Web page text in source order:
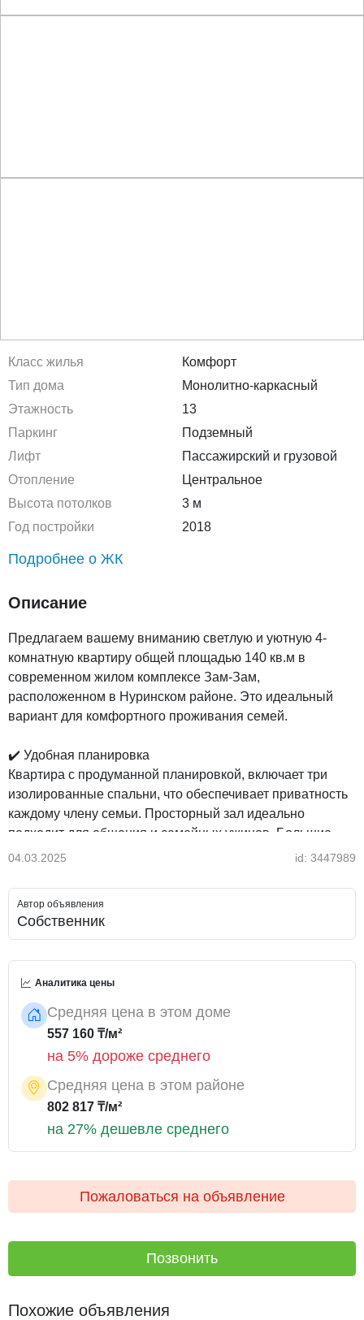
Класс жилья
Комфорт
Тип дома
Монолитно-каркасный
Этажность
13
Паркинг
Подземный
Лифт
Пассажирский и грузовой
Отопление
Центральное
Высота потолков
3 м
Год постройки
2018
Подробнее о ЖК
Описание
Предлагаем вашему вниманию светлую и уютную 4-
комнатную квартиру общей площадью 140 кв.м в
современном жилом комплексе Зам-Зам,
расположенном в Нуринском районе. Это идеальный
вариант для комфортного проживания семей.
✔️ Удобная планировка
Квартира с продуманной планировкой, включает три
изолированные спальни, что обеспечивает приватность
каждому члену семьи. Просторный зал идеально
подходит для общения и семейных ужинов. Большие
окна наполняют помещения естественным светом,
✔️ Безопасность и инфраструктура
Жилой комплекс оборудован системой
находятся магазины, аптеки, школа (Бином) и детские
сады, что делает повседневную жизнь еще удобнее.
Для удобства жильцов предусмотрен паркинг, а также
имеется в собственности кладовка и дополнительное
парковочное место в подарок!
04.03.2025 id: 3447989
Автор объявления
Собственник
Аналитика цены
Средняя цена в этом доме
557 160 ₸/м²
на 5% дороже среднего
Средняя цена в этом районе
802 817 ₸/м²
на 27% дешевле среднего
Пожаловаться на объявление
Позвонить
Похожие объявления